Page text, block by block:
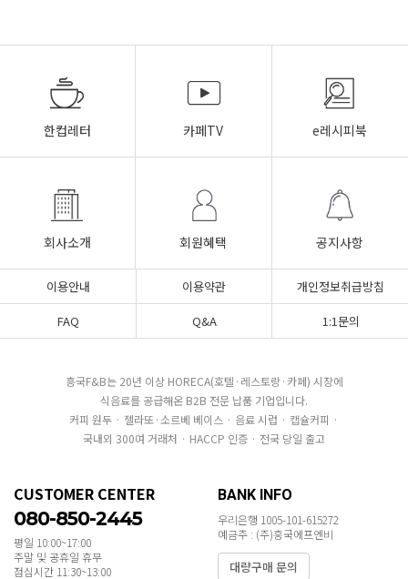
한컵레터 카페TV e레시피북
회사소개 회원혜택 공지사항
이용안내 이용약관
개인정보취급방침
FAQ
Q&A 1:1문의
흥국F&B는 20년 이상 HORECA(호텔·레스토랑·카페) 시장에
식음료를 공급해온 B2B 전문 납품 기업입니다.
커피 원두 · 젤라또·소르베 베이스 · 음료 시럽 · 캡슐커피 ·
국내외 300여 거래처 · HACCP 인증 · 전국 당일 출고
CUSTOMER CENTER
080-850-2445
평일 10:00~17:00
주말 및 공휴일 휴무
점심시간 11:30~13:00
BANK INFO
우리은행 1005-101-615272
예금주 : (주)흥국에프엔비
대량구매 문의